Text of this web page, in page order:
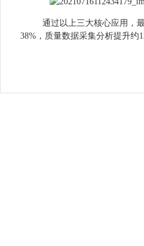
通过以上三大核心应用，
38% ，质量数据采集分析提升约